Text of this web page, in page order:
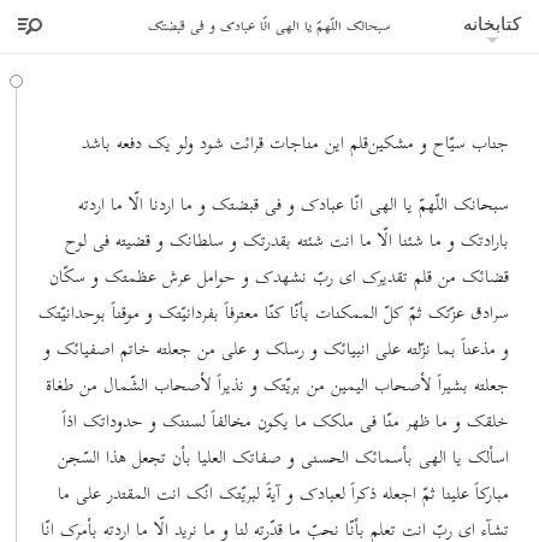
کتابخانه سبحانک اللّهمّ یا الهی انّا عبادک و فی قبضتک
جناب سیّاح و مشکین‌قلم این مناجات قرائت شود ولو یک دفعه باشد
سبحانک اللّهمّ یا الهی انّا عبادک و فی قبضتک و ما اردنا الّا ما اردته
بارادتک و ما شئنا الّا ما انت شئته بقدرتک و سلطانک و قضیته فی لوح
قضائک من قلم تقدیرک ای ربّ نشهدک و حوامل عرش عظمتک و سکّان
سرادق عزّتک ثمّ کلّ الممکنات بأنّا کنّا معترفاً بفردانیّتک و موقناً بوحدانیّتک
و مذعناً بما نزّلته علی انبیائک و رسلک و علی من جعلته خاتم اصفیائک و
جعلته بشیراً لأصحاب الیمین من بریّتک و نذیراً لأصحاب الشّمال من طغاة
خلقک و ما ظهر منّا فی ملکک ما یکون مخالفاً لسننک و حدوداتک اذاً
اسألک یا الهی بأسمائک الحسنی و صفاتک العلیا بأن تجعل هذا السّجن
مبارکاً علینا ثمّ اجعله ذکراً لعبادک و آیةً لبریّتک انّک انت المقتدر علی ما
تشآء ای ربّ انت تعلم بأنّا نحبّ ما قدّرته لنا و ما نرید الّا ما اردته بأمرک انّا